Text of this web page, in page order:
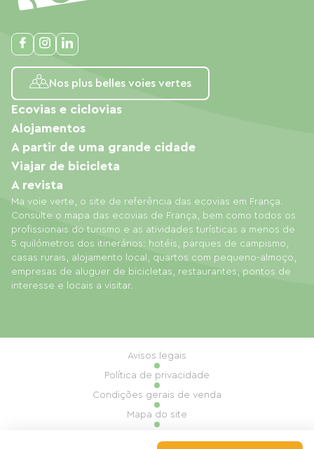
Nos plus belles voies vertes
Ma voie verte, o site de referência das ecovias em França.
Consulte o mapa das ecovias de França, bem como todos os
profissionais do turismo e as atividades turísticas a menos de
5 quilómetros dos itinerários: hotéis, parques de campismo,
casas rurais, alojamento local, quartos com pequeno-almoço,
empresas de aluguer de bicicletas, restaurantes, pontos de
interesse e locais a visitar.
Ecovias e ciclovias
Alojamentos
A partir de uma grande cidade
Viajar de bicicleta
A revista
Avisos legais
Política de privacidade
Condições gerais de venda
Mapa do site